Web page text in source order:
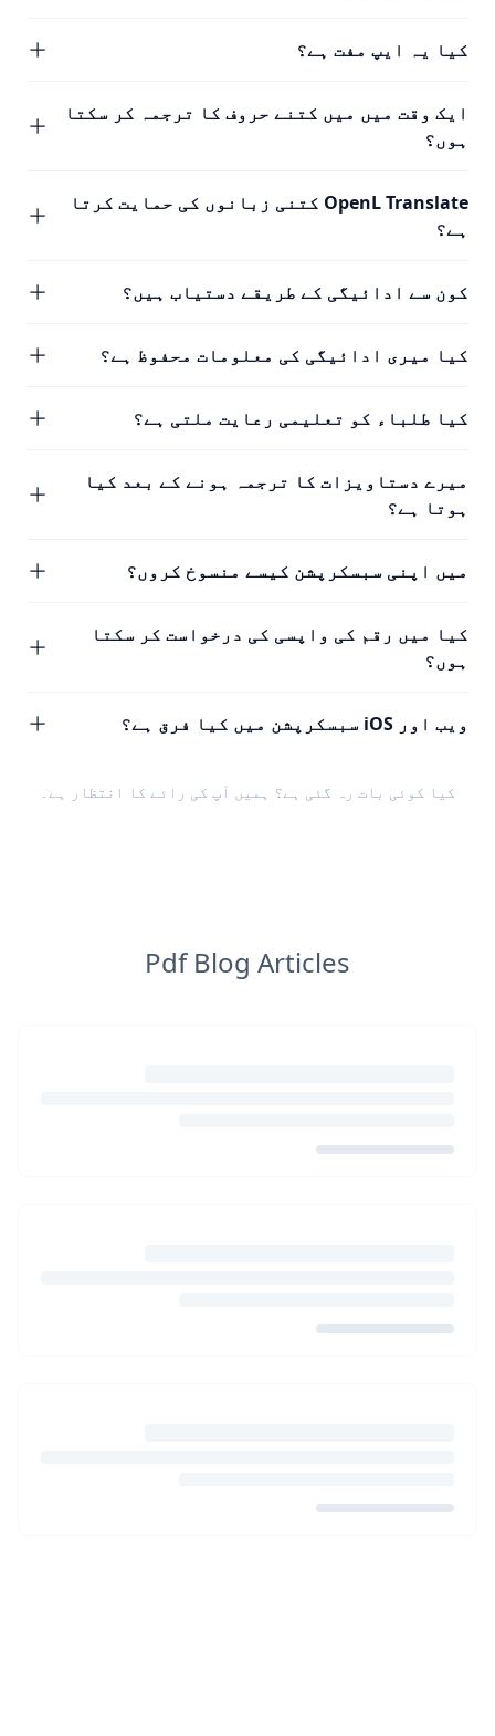
کیا یہ ایپ مفت ہے؟
ایک وقت میں میں کتنے حروف کا ترجمہ کر سکتا
ہوں؟
OpenL Translate کتنی زبانوں کی حمایت کرتا
ہے؟
کون سے ادائیگی کے طریقے دستیاب ہیں؟
کیا میری ادائیگی کی معلومات محفوظ ہے؟
کیا طلباء کو تعلیمی رعایت ملتی ہے؟
میرے دستاویزات کا ترجمہ ہونے کے بعد کیا
ہوتا ہے؟
میں اپنی سبسکرپشن کیسے منسوخ کروں؟
کیا میں رقم کی واپسی کی درخواست کر سکتا
ہوں؟
ویب اور iOS سبسکرپشن میں کیا فرق ہے؟
کیا کوئی بات رہ گئی ہے؟ ہمیں آپ کی رائے کا انتظار ہے۔
Pdf Blog Articles